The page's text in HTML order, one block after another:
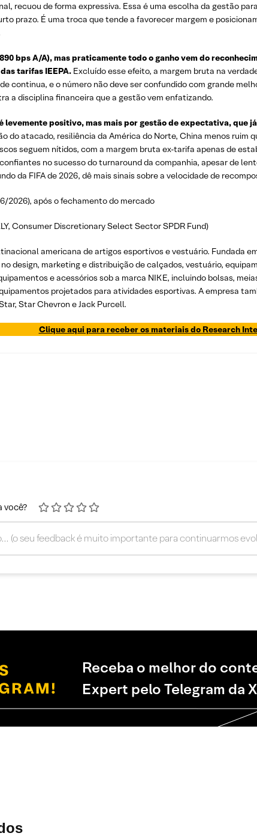
recuou de forma expressiva. Essa é uma escolha da gestão
prazo. É uma troca que tende a favorecer margem e
bps A/A), mas praticamente todo o ganho vem do
tarifas IEEPA. Excluído esse efeito, a margem bruta na
continua, e o número não deve ser confundido com grande
a disciplina financeira que a gestão vem enfatizando.
levemente positivo, mas mais por gestão de expectativa, que
do atacado, resiliência da América do Norte, China menos ruim
seguem nítidos, com a margem bruta ex-tarifa apenas de
no sucesso do turnaround da companhia, apesar de
da FIFA de 2026, dê mais sinais sobre a velocidade de
2026), após o fechamento do mercado
Consumer Discretionary Select Sector SPDR Fund)
americana de artigos esportivos e vestuário. Fundada
design, marketing e distribuição de calçados, vestuário,
e acessórios sob a marca NIKE, incluindo bolsas,
projetados para atividades esportivas. A empresa
Star Chevron e Jack Purcell.
Clique aqui para receber os materiais do Research
você?
Receba o melhor do
Expert pelo Telegram da